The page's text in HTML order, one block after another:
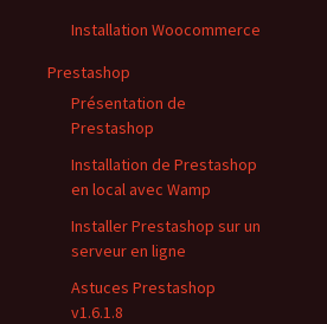
Installation Woocommerce
Prestashop
Présentation de
Prestashop
Installation de Prestashop
en local avec Wamp
Installer Prestashop sur un
serveur en ligne
Astuces Prestashop
v1.6.1.8